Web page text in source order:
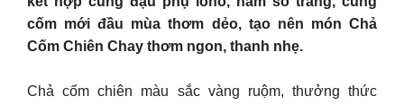
cốm mới đầu mùa thơm dẻo, tạo nên món Chả
Cốm Chiên Chay thơm ngon, thanh nhẹ.
Chả cốm chiên màu sắc vàng ruộm, thưởng thức